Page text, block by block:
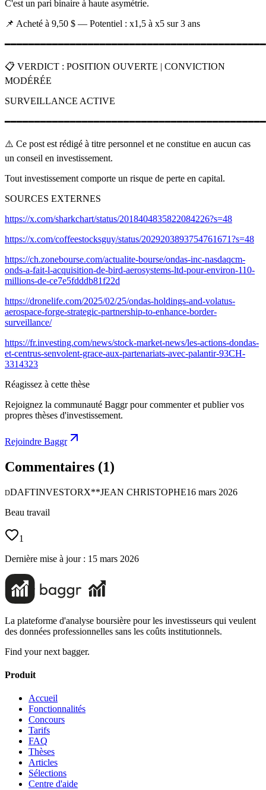
C'est un pari binaire à haute asymétrie.
📌 Acheté à 9,50 $ — Potentiel : x1,5 à x5 sur 3 ans
📋 VERDICT : POSITION OUVERTE | CONVICTION
MODÉRÉE
SURVEILLANCE ACTIVE
⚠️ Ce post est rédigé à titre personnel et ne constitue en aucun cas
un conseil en investissement.
Tout investissement comporte un risque de perte en capital.
SOURCES EXTERNES
https://x.com/sharkchart/status/2018404835822084226?s=48
https://x.com/coffeestocksguy/status/2029203893754761671?s=48
https://ch.zonebourse.com/actualite-bourse/ondas-inc-nasdaqcm-
onds-a-fait-l-acquisition-de-bird-aerosystems-ltd-pour-environ-110-
millions-de-ce7e5fdddb81f22d
https://dronelife.com/2025/02/25/ondas-holdings-and-volatus-
aerospace-forge-strategic-partnership-to-enhance-border-
surveillance/
https://fr.investing.com/news/stock-market-news/les-actions-dondas-
et-centrus-senvolent-grace-aux-partenariats-avec-palantir-93CH-
3314323
Réagissez à cette thèse
Rejoignez la communauté Baggr pour commenter et publier vos
propres thèses d'investissement.
Rejoindre Baggr
Commentaires (1)
DDAFTINVESTORX**JEAN CHRISTOPHE16 mars 2026
Beau travail
1
Dernière mise à jour : 15 mars 2026
La plateforme d'analyse boursière pour les investisseurs qui veulent
des données professionnelles sans les coûts institutionnels.
Find your next bagger.
Produit
Accueil
Fonctionnalités
Concours
Tarifs
FAQ
Thèses
Articles
Sélections
Centre d'aide